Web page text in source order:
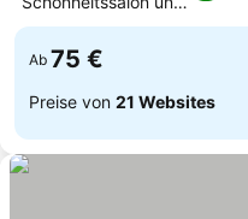
Spa
Ab 75 €
Preise von 21 Websites